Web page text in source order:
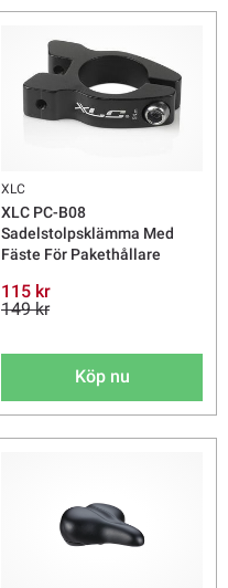
XLC
XLC PC-B08
Sadelstolpsklämma Med
Fäste För Pakethållare
115 kr
149 kr
Köp nu